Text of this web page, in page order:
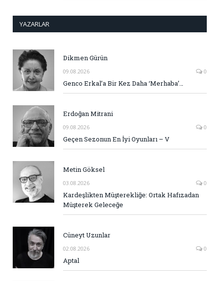
YAZARLAR
Dikmen Gürün
09.08.2026 0
Genco Erkal’a Bir Kez Daha ‘Merhaba’…
Erdoğan Mitrani
09.08.2026 0
Geçen Sezonun En İyi Oyunları – V
Metin Göksel
03.08.2026 0
Kardeşlikten Müşterekliğe: Ortak Hafızadan
Müşterek Geleceğe
Cüneyt Uzunlar
02.08.2026 0
Aptal